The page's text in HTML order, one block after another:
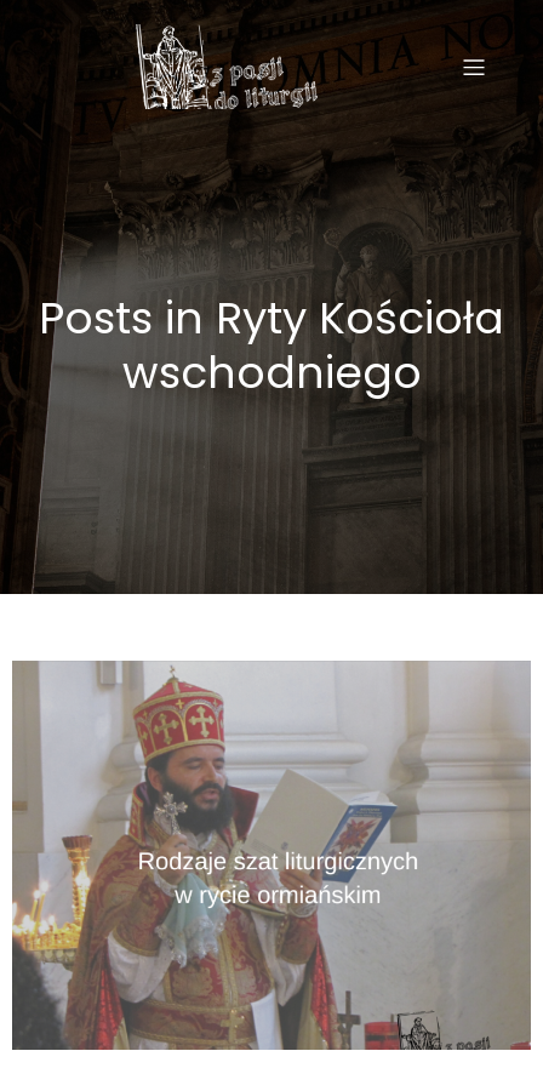
Posts in Ryty Kościoła
wschodniego